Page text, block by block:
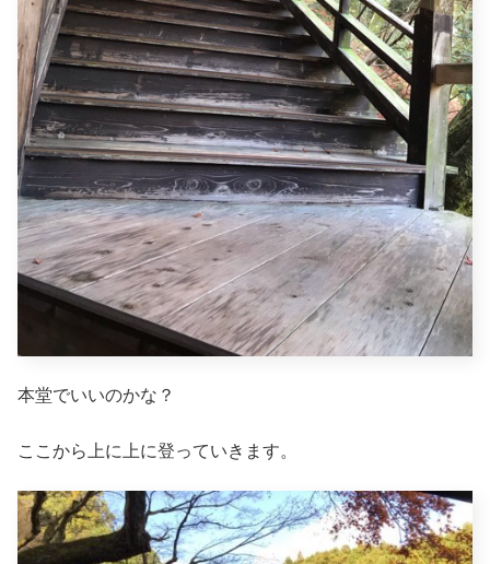
本堂でいいのかな？
ここから上に上に登っていきます。